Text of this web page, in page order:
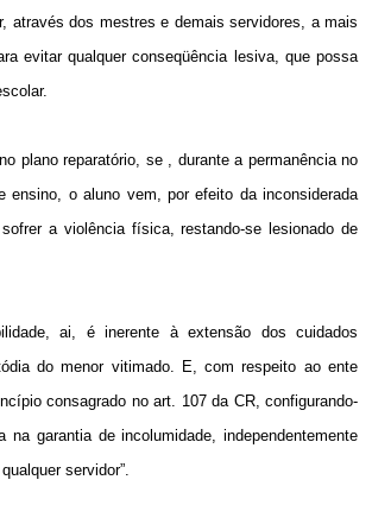
através dos mestres e demais servidores, a mais
evitar qualquer conseqüência lesiva, que possa
plano reparatório, se , durante a permanência no
ensino, o aluno vem, por efeito da inconsiderada
a violência física, restando-se lesionado de
ai, é inerente à extensão dos cuidados
do menor vitimado. E, com respeito ao ente
consagrado no art. 107 da CR, configurando-
na garantia de incolumidade, independentemente
servidor”.